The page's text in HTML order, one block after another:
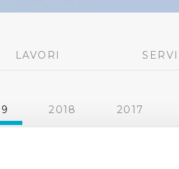
LAVORI
2018 2017